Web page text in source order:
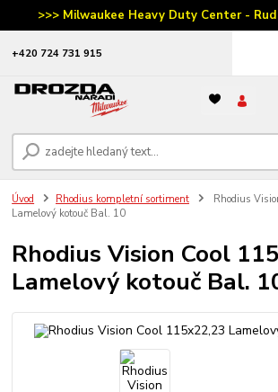
>>> Milwaukee Heavy Duty Center -
‭+420 724 731 915
Úvod Rhodius kompletní sortiment
Rhodius
Lamelový kotouč Bal. 10
Rhodius Vision Cool
Lamelový kotouč Bal.